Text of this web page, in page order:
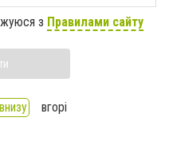
з Правилами сайту
внизу вгорі